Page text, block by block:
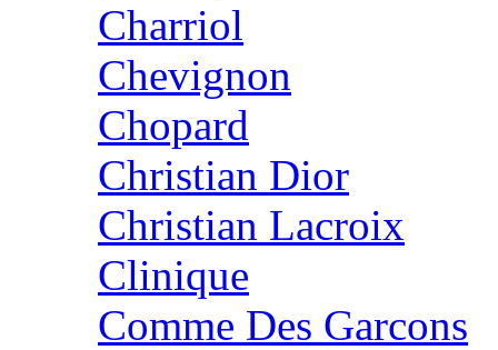
Charriol
Chevignon
Chopard
Christian Dior
Christian Lacroix
Clinique
Comme Des Garcons